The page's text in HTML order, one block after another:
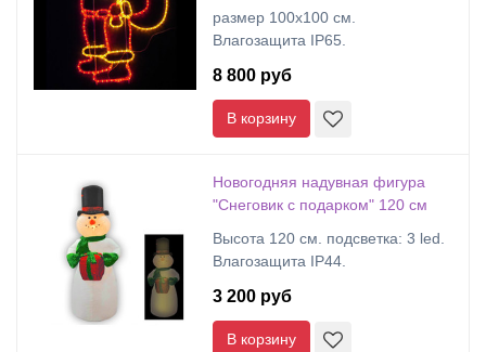
размер 100x100 см.
Влагозащита IP65.
8 800 руб
В корзину
Новогодняя надувная фигура
"Снеговик с подарком" 120 см
Высота 120 см. подсветка: 3 led.
Влагозащита IP44.
3 200 руб
В корзину